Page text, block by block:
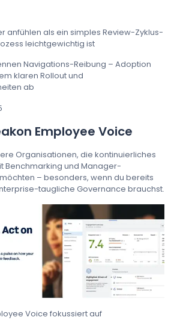
anfühlen als ein simples Review-Zyklus-
leichtgewichtig ist
Navigations-Reibung – Adoption
klaren Rollout und
ab
Employee Voice
Organisationen, die kontinuierliches
Benchmarking und Manager-
– besonders, wenn du bereits
taugliche Governance brauchst.
Voice fokussiert auf